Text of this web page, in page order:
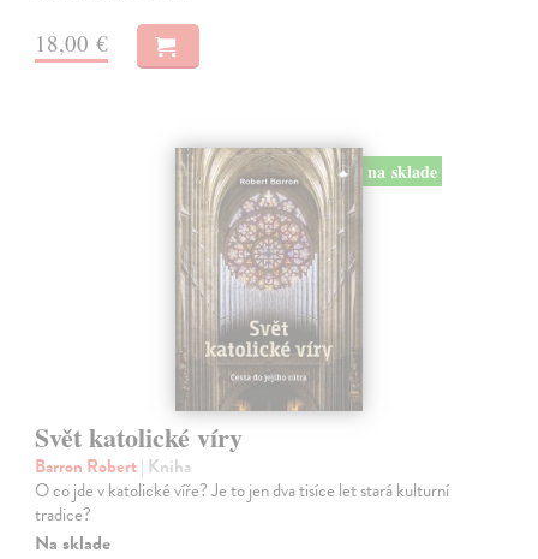
18,00 €
na sklade
Svět katolické víry
Barron Robert| Kniha
O co jde v katolické víře? Je to jen dva tisíce let stará kulturní
tradice?
Na sklade